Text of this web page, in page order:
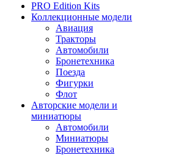
PRO Edition Kits
Коллекционные модели
Авиация
Тракторы
Автомобили
Бронетехника
Поезда
Фигурки
Флот
Авторские модели и
миниатюры
Автомобили
Миниатюры
Бронетехника